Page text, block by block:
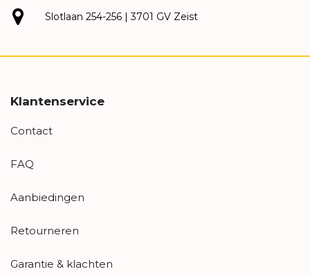
Slotlaan 254-256 | 3701 GV Zeist
Klantenservice
Contact
FAQ
Aanbiedingen
Retourneren
Garantie & klachten